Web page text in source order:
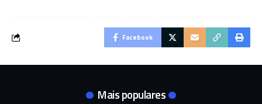
Facebook
Mais populares